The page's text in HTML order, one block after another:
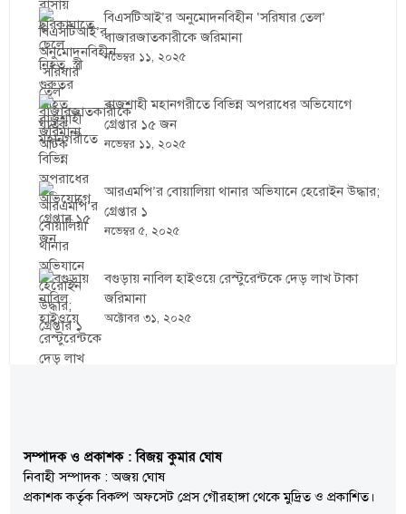
বিএসটিআই’র অনুমোদনবিহীন ‘সরিষার তেল’
বাজারজাতকারীকে জরিমানা
নভেম্বর ১১, ২০২৫
রাজশাহী মহানগরীতে বিভিন্ন অপরাধের অভিযোগে
গ্রেপ্তার ১৫ জন
নভেম্বর ১১, ২০২৫
আরএমপি’র বোয়ালিয়া থানার অভিযানে হেরোইন উদ্ধার;
গ্রেপ্তার ১
নভেম্বর ৫, ২০২৫
বগুড়ায় নাবিল হাইওয়ে রেস্টুরেন্টকে দেড় লাখ টাকা
জরিমানা
অক্টোবর ৩১, ২০২৫
সম্পাদক ও প্রকাশক : বিজয় কুমার ঘোষ
নিবাহী সম্পাদক : অজয় ঘোষ
প্রকাশক কর্তৃক বিকল্প অফসেট প্রেস গৌরহাঙ্গা থেকে মুদ্রিত ও প্রকাশিত।